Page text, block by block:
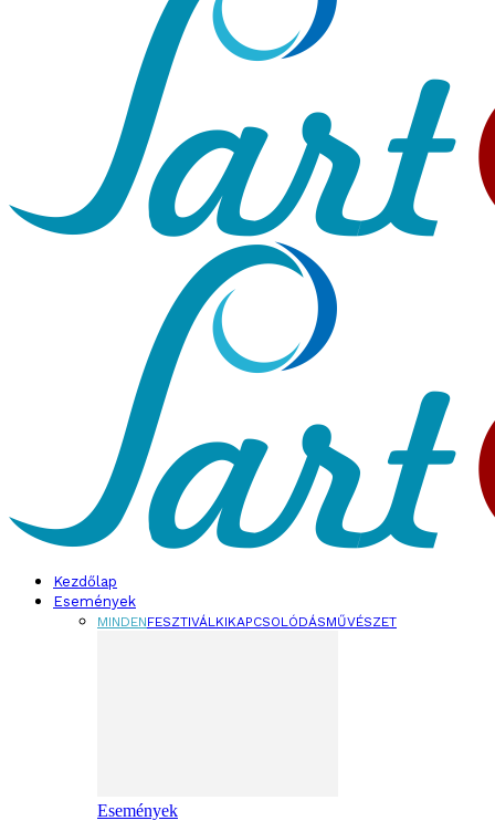
Kezdőlap
Események
MINDENFESZTIVÁLKIKAPCSOLÓDÁSMŰVÉSZET
Események